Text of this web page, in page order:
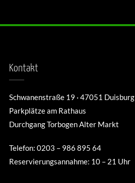
Kontakt
Schwanenstraße 19 · 47051 Duisburg
Parkplätze am Rathaus
Durchgang Torbogen Alter Markt
Telefon: 0203 – 986 895 64
Reservierungsannahme: 10 – 21 Uhr